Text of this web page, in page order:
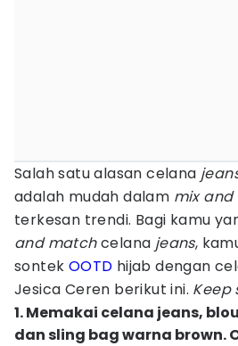
Salah satu alasan celana
adalah mudah dalam mix
terkesan trendi. Bagi kamu
and matchcelana jeans,
sontek OOTD hijab dengan
Jesica Ceren berikut ini. Keep
1. Memakai celana jeans,
dan sling bag warna brown.